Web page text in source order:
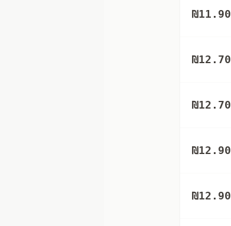
₪11.90
₪12.70
₪12.70
₪12.90
₪12.90